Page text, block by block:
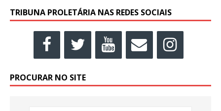
TRIBUNA PROLETÁRIA NAS REDES SOCIAIS
PROCURAR NO SITE